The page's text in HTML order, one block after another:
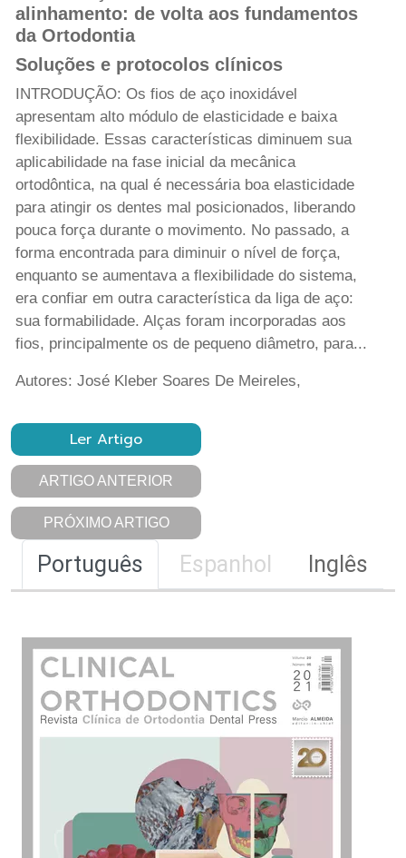
alinhamento: de volta aos fundamentos
da Ortodontia
Soluções e protocolos clínicos
INTRODUÇÃO: Os fios de aço inoxidável
apresentam alto módulo de elasticidade e baixa
flexibilidade. Essas características diminuem sua
aplicabilidade na fase inicial da mecânica
ortodôntica, na qual é necessária boa elasticidade
para atingir os dentes mal posicionados, liberando
pouca força durante o movimento. No passado, a
forma encontrada para diminuir o nível de força,
enquanto se aumentava a flexibilidade do sistema,
era confiar em outra característica da liga de aço:
sua formabilidade. Alças foram incorporadas aos
fios, principalmente os de pequeno diâmetro, para...
Autores: José Kleber Soares De Meireles,
Ler Artigo
ARTIGO ANTERIOR
PRÓXIMO ARTIGO
Português Espanhol Inglês